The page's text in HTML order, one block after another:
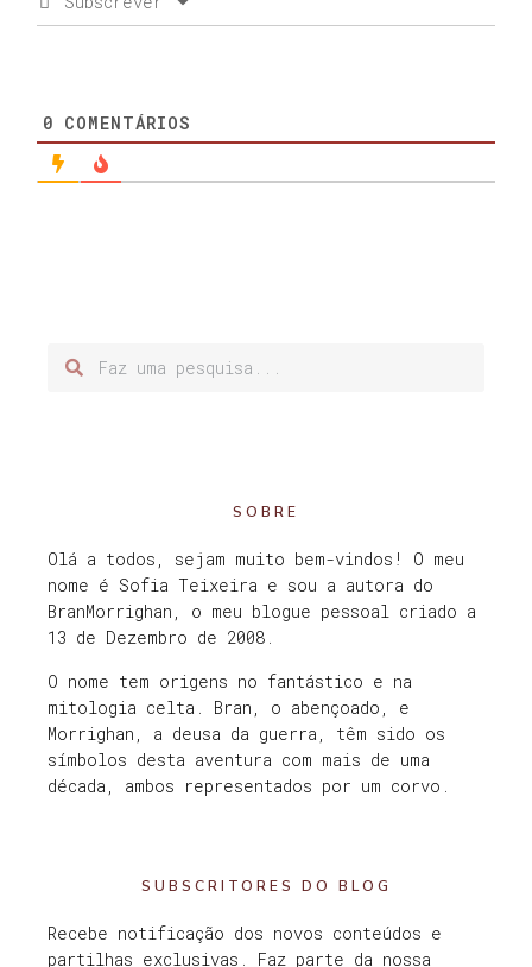
0 COMENTÁRIOS
SOBRE
Olá a todos, sejam muito bem-vindos! O meu
nome é Sofia Teixeira e sou a autora do
BranMorrighan, o meu blogue pessoal criado a
13 de Dezembro de 2008.
O nome tem origens no fantástico e na
mitologia celta. Bran, o abençoado, e
Morrighan, a deusa da guerra, têm sido os
símbolos desta aventura com mais de uma
década, ambos representados por um corvo.
SUBSCRITORES DO BLOG
Recebe notificação dos novos conteúdos e
partilhas exclusivas. Faz parte da nossa